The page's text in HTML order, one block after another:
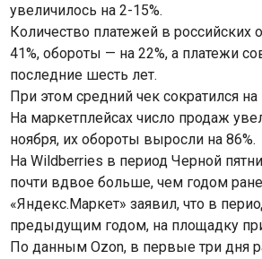
увеличилось на 2-15%.
Количество платежей в
41%, обороты — на 22%, а платежи
последние шесть лет.
При этом средний чек сократился
На маркетплейсах число продаж
ноября, их обороты выросли на 86%.
На Wildberries в период Черной
почти вдвое больше, чем годом
«Яндекс.Маркет» заявил, что в
предыдущим годом, на площадку
По данным Ozon, в первые три дня